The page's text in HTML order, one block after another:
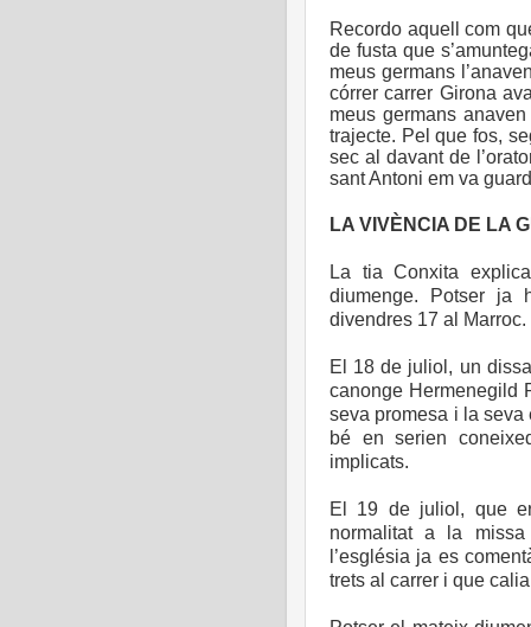
Recordo aquell com
de fusta que
meus germans
córrer carrer Girona
meus germans
trajecte. Pel que fos,
sec al davant de
sant Antoni em va
LA VIVÈNCIA DE LA
La tia Conxita
diumenge. Potser ja
divendres 17 al
El 18 de juliol, un
canonge Hermenegild
seva promesa i la
bé en serien
implicats.
El 19 de juliol, que
normalitat a la
l’església ja es
trets al carrer i que